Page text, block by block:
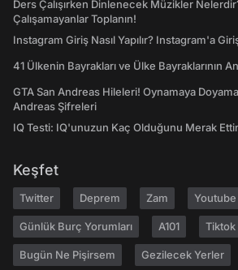
Ders Çalışırken Dinlenecek Müzikler
Çalışamayanlar Toplanın!
Instagram Giriş Nasıl Yapılır? Instagram'a
41 Ülkenin Bayrakları ve Ülke Bayraklarının
GTA San Andreas Hileleri! Oynamaya
Andreas Şifreleri
IQ Testi: IQ'unuzun Kaç Olduğunu Merak
Keşfet
Twitter Deprem Zam Youtube
Günlük Burç Yorumları A101 Tiktok
Bugün Ne Pişirsem Gezilecek Yerler